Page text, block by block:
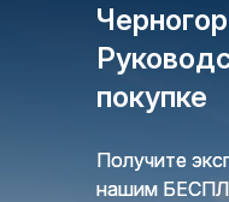
покупке
Получите
нашим